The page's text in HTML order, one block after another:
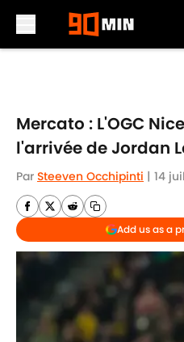
Mercato : L'OGC
l'arrivée de Jordan
Par Steeven Occhipinti | 14
Add us as a